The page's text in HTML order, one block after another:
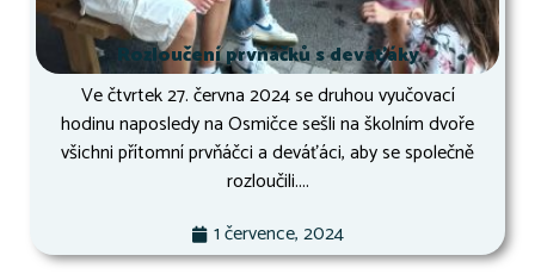
Rozloučení prvňáčků s deváťáky
Ve čtvrtek 27. června 2024 se druhou vyučovací
hodinu naposledy na Osmičce sešli na školním dvoře
všichni přítomní prvňáčci a deváťáci, aby se společně
rozloučili....
1 července, 2024